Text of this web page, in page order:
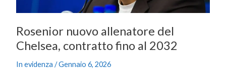
Rosenior nuovo allenatore del
Chelsea, contratto fino al 2032
In evidenza /Gennaio 6, 2026